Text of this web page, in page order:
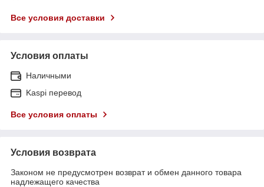
Все условия доставки
Условия оплаты
Наличными
Kaspi перевод
Все условия оплаты
Условия возврата
Законом не предусмотрен возврат и обмен данного товара
надлежащего качества